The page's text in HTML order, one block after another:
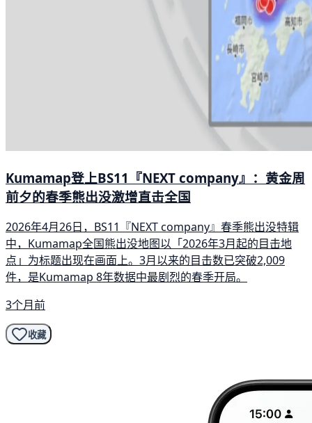
Kumamap登上BS11『NEXT company』：黄金周
前夕的春季熊出没激增直击全国
2026年4月26日，BS11『NEXT company』春季熊出没特辑
中，Kumamap全国熊出没地图以「2026年3月起的目击地
点」为标题出现在画面上。3月以来的目击数已突破2,009
件，是Kumamap 8年数据中最剧烈的春季开局。
3个月前
收藏